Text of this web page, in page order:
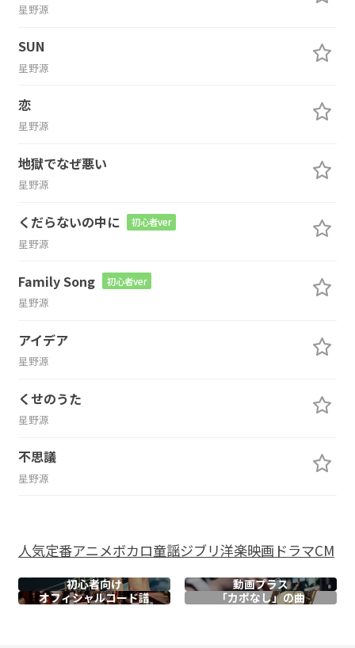
星野源
SUN
星野源
恋
星野源
地獄でなぜ悪い
星野源
くだらないの中に 初心者ver
星野源
Family Song 初心者ver
星野源
アイデア
星野源
くせのうた
星野源
不思議
星野源
人気定番アニメボカロ童謡ジブリ洋楽映画ドラマCM
初心者向け
動画プラス
オフィシャルコード譜 「カポなし」の曲